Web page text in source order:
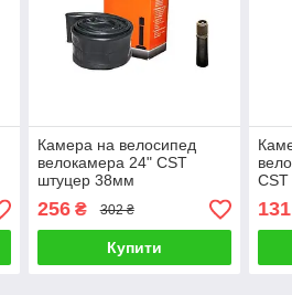
Камера на велосипед
велокамера 24" CST
штуцер 38мм
256₴ 302 ₴
Купити
CST
131